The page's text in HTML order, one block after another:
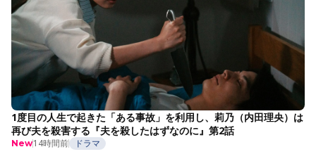
1度目の人生で起きた「ある事故」を利用し、莉乃（内田理央）は
再び夫を殺害する『夫を殺したはずなのに』第2話
New14時間前 ドラマ